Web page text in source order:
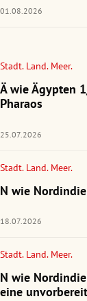
01.08.2026
Stadt. Land. Meer.
Ä wie Ägypten
Pharaos
25.07.2026
Stadt. Land. Meer.
N wie
18.07.2026
Stadt. Land. Meer.
N wie
eine